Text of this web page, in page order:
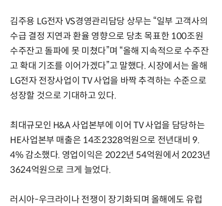
김주용 LG전자 VS경영관리담당 상무는 “일부 고객사의
수급 결정 지연과 환율 영향으로 당초 목표한 100조원
수주잔고 돌파에 못 미쳤다”며 “올해 지속적으로 수주잔
고 확대 기조를 이어가겠다”고 말했다. 시장에서는 올해
LG전자 전장사업이 TV 사업을 바짝 추격하는 수준으로
성장할 것으로 기대하고 있다.
최대규모인 H&A 사업본부에 이어 TV 사업을 담당하는
HE사업본부 매출은 14조2328억원으로 전년대비 9.
4% 감소했다. 영업이익은 2022년 54억원에서 2023년
3624억원으로 크게 늘었다.
러시아-우크라이나 전쟁이 장기화되며 올해에도 유럽